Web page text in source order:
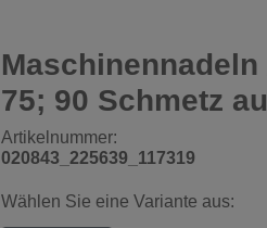
75; 90 Schmetz
Artikelnummer:
020843_225639_117319
Wählen Sie eine Variante aus: